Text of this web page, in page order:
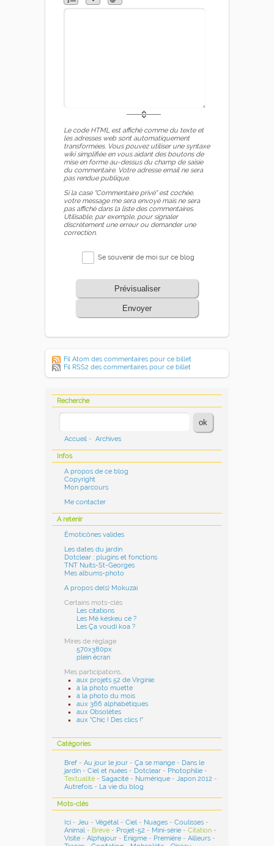
Le code HTML est affiché comme du texte et
les adresses web sont automatiquement
transformées. Vous pouvez utiliser une syntaxe
wiki simplifiée en vous aidant des boutons de
mise en forme au-dessus du champ de saisie
du commentaire. Votre adresse email ne sera
pas rendue publique.
Si la case "Commentaire privé" est cochée,
votre message me sera envoyé mais ne sera
pas affiché dans la liste des commentaires.
Utilisable, par exemple, pour signaler
discrètement une erreur ou demander une
correction.
Se souvenir de moi sur ce blog
Prévisualiser
Envoyer
Fil Atom des commentaires pour ce billet
Fil RSS2 des commentaires pour ce billet
Recherche
Accueil - Archives
Infos
A propos de ce blog
Copyright
Mon parcours
Me contacter
A retenir
Émoticônes valides
Les dates du jardin
Dotclear : plugins et fonctions
TNT Nuits-St-Georges
Mes albums-photo
A propos de(s) Mokuzai
Certains mots-clés
Les citations
Les Mé késkeu cé ?
Les Ça voudi koa ?
Mires de réglage
570x380px
plein écran
Mes participations...
aux projets 52 de Virginie
à la photo muette
à la photo du mois
aux 366 alphabétiques
aux Obsolètes
aux "Chic ! Des clics !"
Catégories
Bref -Au jour le jour -Ça se mange - Dans le
jardin -Ciel et nuées - Dotclear - Photophilie -
Textualité -Sagacité - Numérique -Japon 2012 -
Autrefois - La vie du blog.
Mots-clés
Ici -Jeu -Végétal -Ciel - Nuages -Coulisses -
Animal - Brève - Projet-52 - Mini-série -Citation -
Visite -Alphajour - Enigme - Première -Ailleurs -